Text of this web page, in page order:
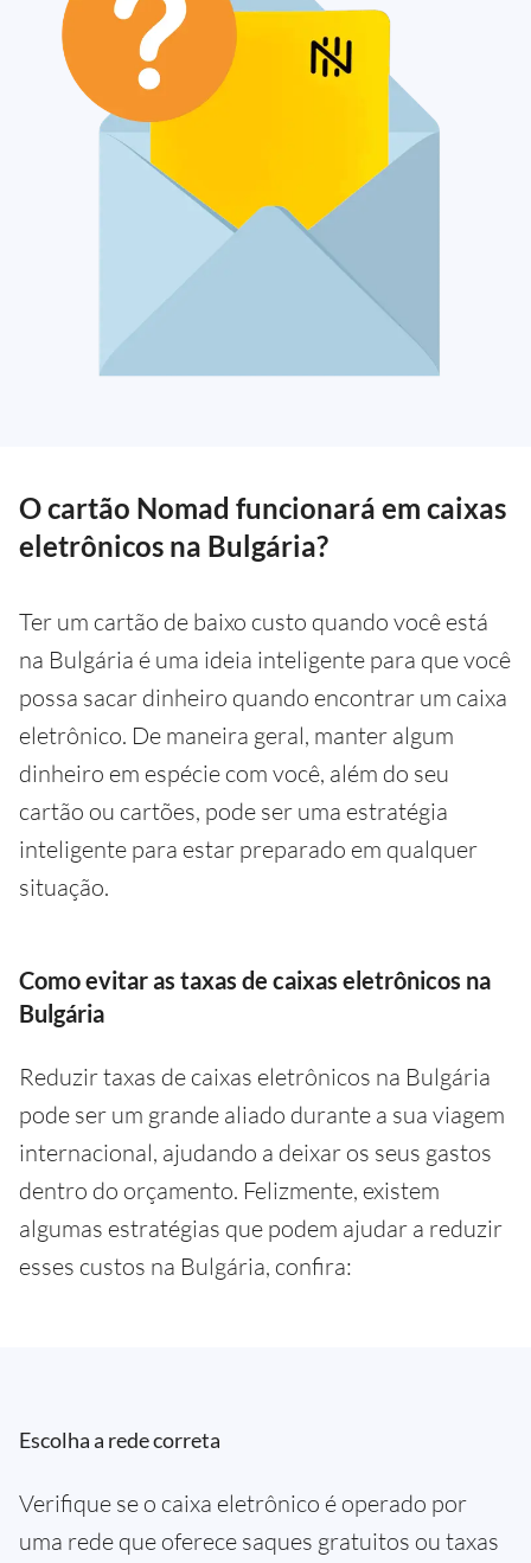
O cartão Nomad funcionará em caixas
eletrônicos na Bulgária?
Ter um cartão de baixo custo quando você está
na Bulgária é uma ideia inteligente para que você
possa sacar dinheiro quando encontrar um caixa
eletrônico. De maneira geral, manter algum
dinheiro em espécie com você, além do seu
cartão ou cartões, pode ser uma estratégia
inteligente para estar preparado em qualquer
situação.
Como evitar as taxas de caixas eletrônicos na
Bulgária
Reduzir taxas de caixas eletrônicos na Bulgária
pode ser um grande aliado durante a sua viagem
internacional, ajudando a deixar os seus gastos
dentro do orçamento. Felizmente, existem
algumas estratégias que podem ajudar a reduzir
esses custos na Bulgária, confira:
Escolha a rede correta
Verifique se o caixa eletrônico é operado por
uma rede que oferece saques gratuitos ou taxas